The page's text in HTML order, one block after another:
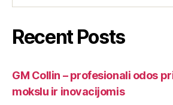
Recent Posts
GM Collin – profesionali odos
mokslu ir inovacijomis